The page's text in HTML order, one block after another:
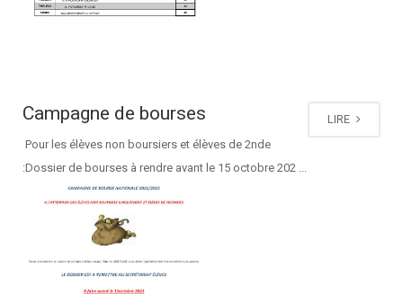
LIRE
Campagne de bourses
Pour les élèves non boursiers et élèves de 2nde
:Dossier de bourses à rendre avant le 15 octobre 202 ...